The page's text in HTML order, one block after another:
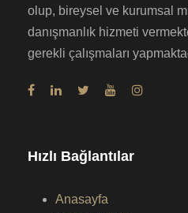
olup, bireysel ve kurumsal
danışmanlık hizmeti
gerekli çalışmaları
Hızlı Bağlantılar
Anasayfa